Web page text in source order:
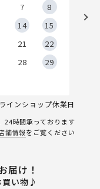
7
8
14
15
21
22
28
29
インショップ休業日
時間承っております
舗情報をご覧ください
届け！
買い物♪